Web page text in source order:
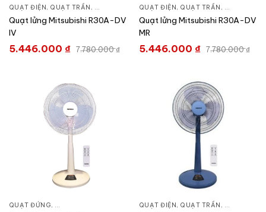
QUẠT ĐIỆN, QUẠT TRẦN , QUẠT ĐỨNG
Quạt lửng Mitsubishi R30A-DV
IV
5.446.000 ₫ 7.780.000₫
QUẠT ĐIỆN, QUẠT TRẦN , QUẠT
Quạt lửng Mitsubishi R30A-DV
MR
5.446.000 ₫ 7.780.000₫
QUẠT ĐỨNG, QUẠT ĐIỆN, QUẠT TRẦN QUẠT ĐIỆN, QUẠT TRẦN , QUẠT